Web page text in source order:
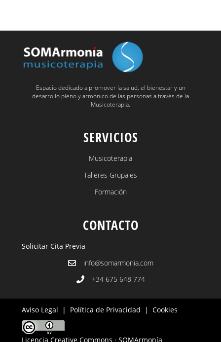
Espacio dedicado a promover la salud, el bienestar y un
desarrollo pleno y armónico de las personas a través de la
Musicoterapia.
SERVICIOS
Musicoterapia
Talleres Grupales
Formación
CONTACTO
Solicitar Cita Previa
info@somarmonia.com
+34 675 648 774
Aviso Legal | Política de Privacidad | Cookies
Licencia Creative Commons · SOMArmonía